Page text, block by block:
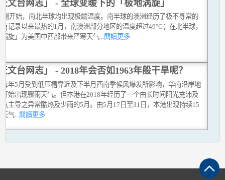
文台网志」 - 全球变暖下的「极地涡旋」
刚开始，南北半球均出现极端温度。南半球的澳洲经历了极不寻常的
记录以来最热的1月，南澳洲部分地区的温度超过49°C；在北半球，
涡旋」为美国中西部带来严寒天气...閱讀更多
文台网志」 - 2018年会否如1963年般干旱呢？
每年5月受到低压槽靠近及下半月西南季候风爆发所影响，华南沿岸地
始出现骤雨天气。但本港在2018年经历了一个由长时间阳光充沛及
主导之异常酷热及少雨的5月。由5月17日至31日，本港出现持续15
天气 ...閱讀更多